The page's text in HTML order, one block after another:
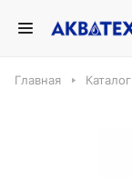
Главная Каталог